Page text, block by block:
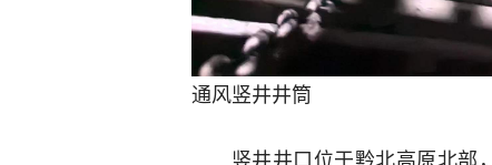
通风竖井井筒